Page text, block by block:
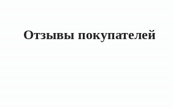
Отзывы покупателей